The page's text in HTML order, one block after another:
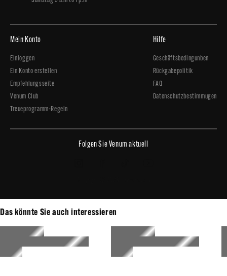
Mein Konto
Einloggen
Ein Konto erstellen
Empfehlungsseite
Venum Club
Treueprogramm-Regeln
Hilfe
Geschäftsbedingunben
Rückgabepolitik
FAQ
Datenschutzbestimmugen
Folgen Sie Venum aktuell
Das könnte Sie auch interessieren